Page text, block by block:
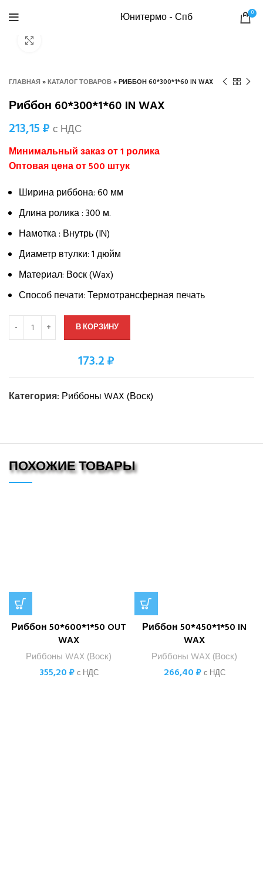
Юнитермо - Спб 0
ГЛАВНАЯ»КАТАЛОГ ТОВАРОВ»РИББОН 60*300*1*60 IN WAX
Риббон 60*300*1*60 IN WAX
213,15₽ с НДС
Минимальный заказ от 1 ролика
Оптовая цена от 500 штук
Ширина риббона: 60 мм
Длина ролика : 300 м.
Намотка : Внутрь (IN)
Диаметр втулки: 1 дюйм
Материал: Воск (Wax)
Способ печати: Термотрансферная печать
В КОРЗИНУ
173.2 ₽
Категория: Риббоны WAX (Воск)
ПОХОЖИЕ ТОВАРЫ
Риббон 50*600*1*50 OUT
WAX
Риббоны WAX (Воск)
355,20₽ с НДС
Риббон 50*450*1*50 IN
WAX
Риббоны WAX (Воск)
266,40₽ с НДС